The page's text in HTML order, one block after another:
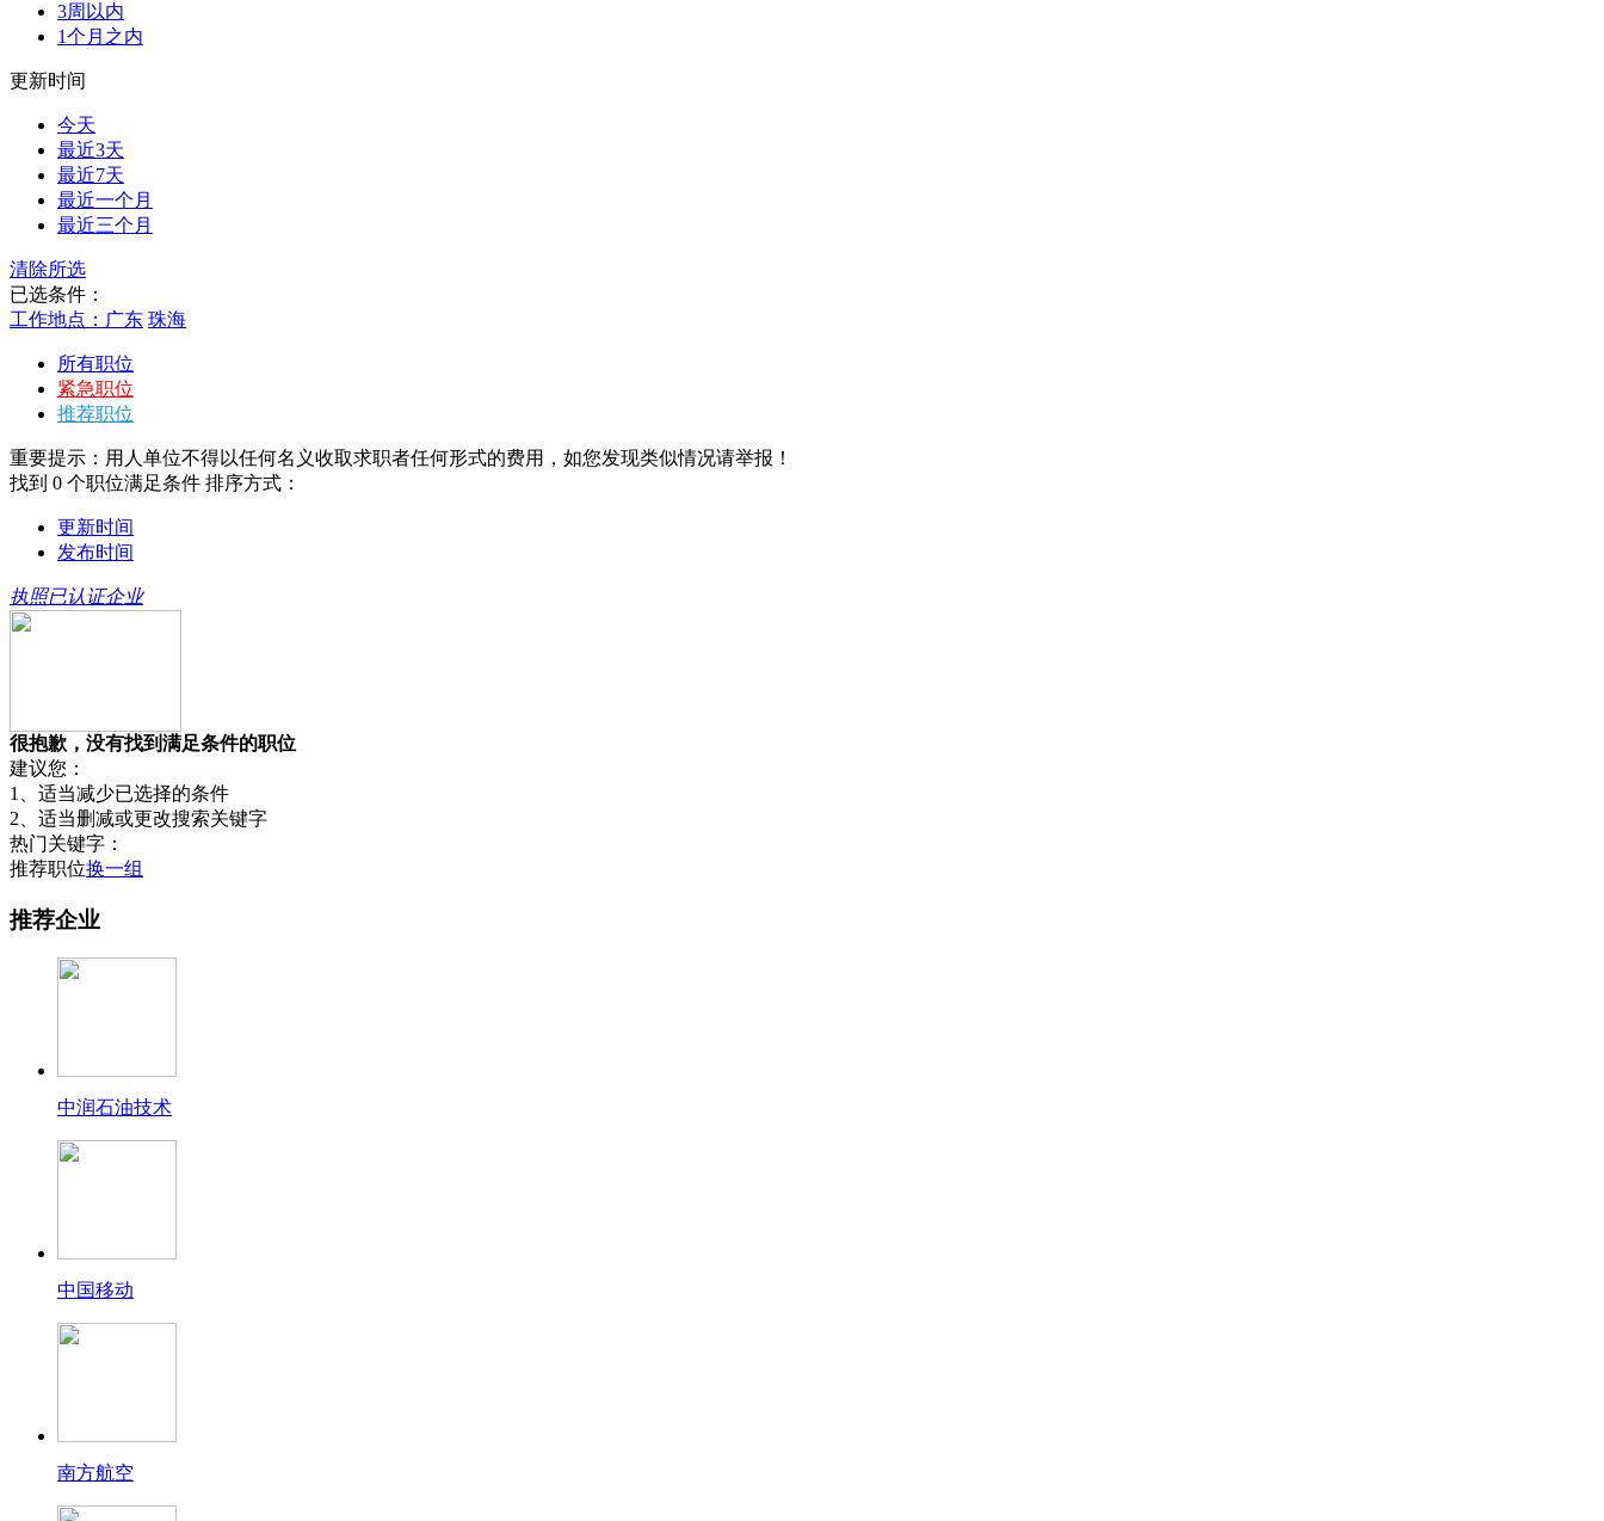
3周以内
1个月之内
更新时间
今天
最近3天
最近7天
最近一个月
最近三个月
清除所选
已选条件：
工作地点：广东 珠海
所有职位
紧急职位
推荐职位
重要提示：用人单位不得以任何名义收取求职者任何形式的费用，如您发现类似情况请举报！
找到 0 个职位满足条件 排序方式：
更新时间
发布时间
执照已认证企业
很抱歉，没有找到满足条件的职位
建议您：
1、适当减少已选择的条件
2、适当删减或更改搜索关键字
热门关键字：
推荐职位换一组
推荐企业
中润石油技术
中国移动
南方航空